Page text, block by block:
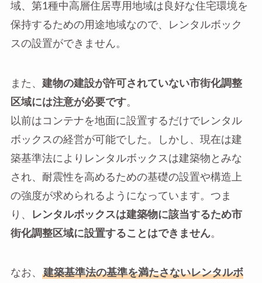
域、第1種中高層住居専用地域は良好な住宅環境を
保持するための用途地域なので、レンタルボック
スの設置ができません。
また、 建物の建設が許可されていない市街化調整
区域には注意が必要です。
以前はコンテナを地面に設置するだけでレンタル
ボックスの経営が可能でした。しかし、現在は建
築基準法によりレンタルボックスは建築物とみな
され、耐震性を高めるための基礎の設置や構造上
の強度が求められるようになっています。つま
り、
レンタルボックスは建築物に該当するため市
街化調整区域に設置することはできません。
なお、
建築基準法の基準を満たさないレンタルボ